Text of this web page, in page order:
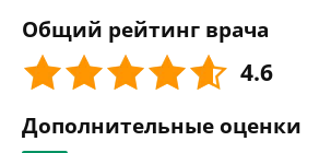
Общий рейтинг врача
4.6
Дополнительные оценки